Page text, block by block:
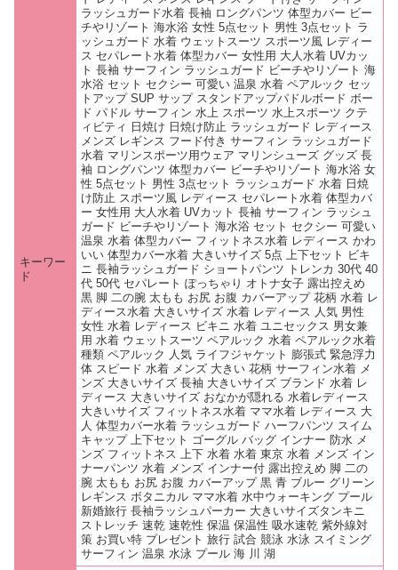
キーワー
ド
ラッシュガード水着 長袖 ロングパンツ 体型カバー ビー
チやリゾート 海水浴 女性 5点セット 男性 3点セット ラ
ッシュガード 水着 ウェットスーツ スポーツ風 レディー
ス セパレート水着 体型カバー 女性用 大人水着 UVカッ
ト 長袖 サーフィン ラッシュガード ビーチやリゾート 海
水浴 セット セクシー 可愛い 温泉 水着 ペアルック セッ
トアップ SUP サップ スタンドアップパドルボード ボー
ド パドル サーフィン 水上 スポーツ 水上スポーツ クテ
ィビティ 日焼け 日焼け防止 ラッシュガード レディース
メンズ レギンス フード付き サーフィン ラッシュガード
水着 マリンスポーツ用ウェア マリンシューズ グッズ 長
袖 ロングパンツ 体型カバー ビーチやリゾート 海水浴 女
性 5点セット 男性 3点セット ラッシュガード 水着 日焼
け防止 スポーツ風 レディース セパレート水着 体型カバ
ー 女性用 大人水着 UVカット 長袖 サーフィン ラッシュ
ガード ビーチやリゾート 海水浴 セット セクシー 可愛い
温泉 水着 体型カバー フィットネス水着 レディース かわ
いい 体型カバー水着 大きいサイズ 5点 上下セット ビキ
ニ 長袖ラッシュガード ショートパンツ トレンカ 30代 40
代 50代 セパレート ぽっちゃり オトナ女子 露出控えめ
黒 脚 二の腕 太もも お尻 お腹 カバーアップ 花柄 水着 レ
ディース水着 大きいサイズ 水着 レディース 人気 男性
女性 水着 レディース ビキニ 水着 ユニセックス 男女兼
用 水着 ウェットスーツ ペアルック 水着 ペアルック水着
種類 ペアルック 人気 ライフジャケット 膨張式 緊急浮力
体 スピード 水着 メンズ 大きい 花柄 サーフィン水着 メ
ンズ 大きいサイズ 長袖 大きいサイズ ブランド 水着 レ
ディース 大きいサイズ おなかが隠れる 水着レディース
大きいサイズ フィットネス水着 ママ水着 レディース 大
人 体型カバー水着 ラッシュガード ハーフパンツ スイム
キャップ 上下セット ゴーグル バッグ インナー 防水 メ
ンズ フィットネス 上下 水着 水着 東京 水着 メンズ イン
ナーパンツ 水着 メンズ インナー付 露出控えめ 脚 二の
腕 太もも お尻 お腹 カバーアップ 黒 青 ブルー グリーン
レギンス ボタニカル ママ水着 水中ウォーキング プール
新婚旅行 長袖ラッシュパーカー 大きいサイズタンキニ
ストレッチ 速乾 速乾性 保温 保温性 吸水速乾 紫外線対
策 お買い特 プレゼント 旅行 試合 競泳 水泳 スイミング
サーフィン 温泉 水泳 プール 海 川 湖